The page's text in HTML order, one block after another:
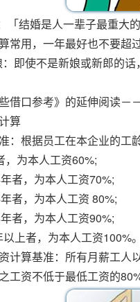
「结婚是人一辈子最重大
常用，一年最好也不要超
即使不是新娘或新郎的
借口参考》的延伸阅读－
算
：根据员工在本企业的工
，为本人工资60%;
者，为本人工资70%;
者，为本人工资 80%;
者，为本人工资90%;
上者，为本人工资100%。
计算基准：所有月薪工人
工资不低于最低工资的